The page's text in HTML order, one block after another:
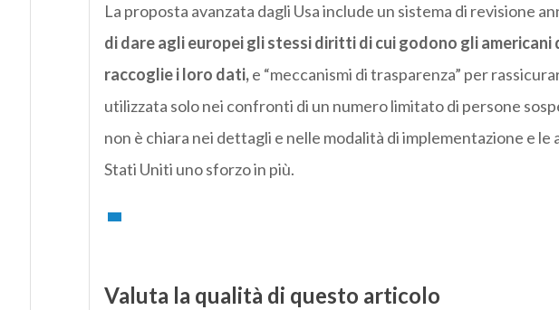
La proposta avanzata dagli Usa include un sistema di revisione
di dare agli europei gli stessi diritti di cui godono gli americani
raccoglie i loro dati,e “meccanismi di trasparenza” per
utilizzata solo nei confronti di un numero limitato di persone
non è chiara nei dettagli e nelle modalità di implementazione e
Stati Uniti uno sforzo in più.
Valuta la qualità di questo articolo